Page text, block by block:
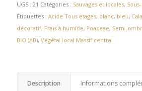
UGS : 21 Catégories : Sauvages et locales,
Étiquettes : Acide Tous étages, blanc, bleu,
décoratif, Frais à humide, Poaceae, Semi-
BIO (AB), Végétal local Massif central
Description Informations